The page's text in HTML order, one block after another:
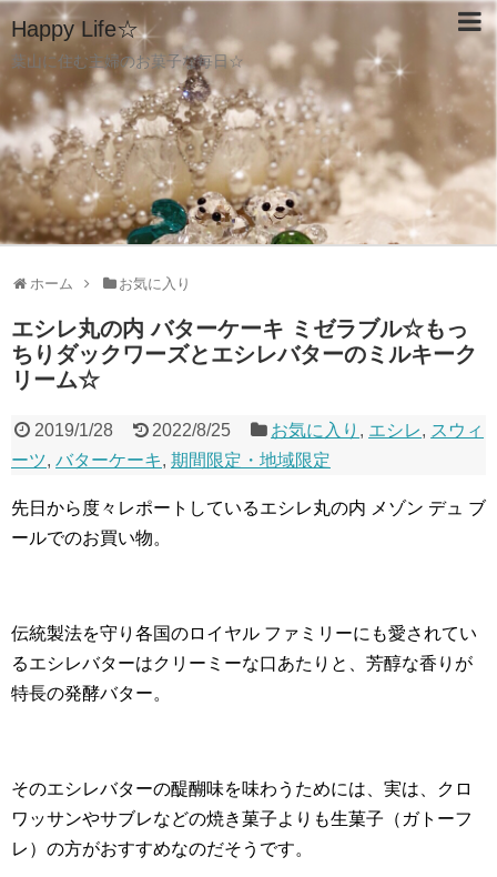
Happy Life☆
葉山に住む主婦のお菓子な毎日☆
ホーム お気に入り
エシレ丸の内 バターケーキ ミゼラブル☆もっ
ちりダックワーズとエシレバターのミルキーク
リーム☆
2019/1/28 2022/8/25 お気に入り , エシレ, スウィ
ーツ, バターケーキ, 期間限定・地域限定
先日から度々レポートしているエシレ丸の内 メゾン デュ ブ
ールでのお買い物。
伝統製法を守り各国のロイヤル ファミリーにも愛されてい
るエシレバターはクリーミーな口あたりと、芳醇な香りが
特長の発酵バター。
そのエシレバターの醍醐味を味わうためには、実は、クロ
ワッサンやサブレなどの焼き菓子よりも生菓子（ガトーフ
レ）の方がおすすめなのだそうです。